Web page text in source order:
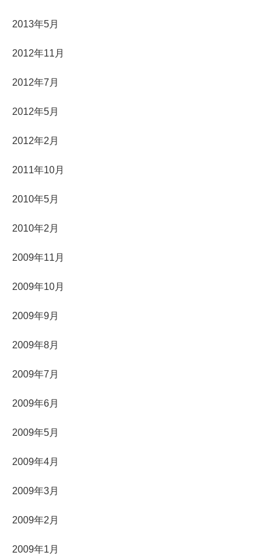
2013年5月
2012年11月
2012年7月
2012年5月
2012年2月
2011年10月
2010年5月
2010年2月
2009年11月
2009年10月
2009年9月
2009年8月
2009年7月
2009年6月
2009年5月
2009年4月
2009年3月
2009年2月
2009年1月